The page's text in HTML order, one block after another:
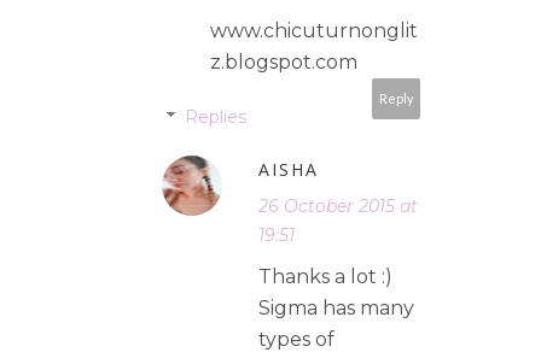
www.chicuturnonglit
z.blogspot.com
Reply
Replies
AISHA
26 October 2015 at
19:51
Thanks a lot :)
Sigma has many
types of